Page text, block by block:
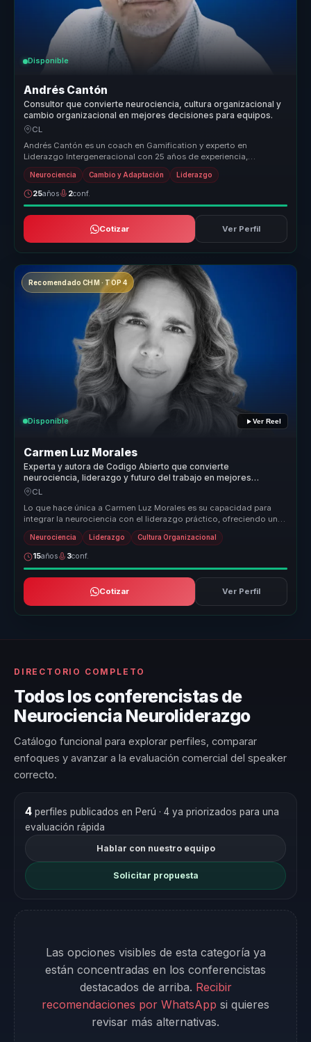
Disponible
Andrés Cantón
Consultor que convierte neurociencia, cultura organizacional y
cambio organizacional en mejores decisiones para equipos.
CL
Andrés Cantón es un coach en Gamification y experto en
Liderazgo Intergeneracional con 25 años de experiencia,
habiendo asesorado a más d...
Neurociencia Cambio y Adaptación Liderazgo
25años 2conf.
Cotizar Ver Perfil
Recomendado CHM · TOP 4
Disponible Ver Reel
Carmen Luz Morales
Experta y autora de Codigo Abierto que convierte
neurociencia, liderazgo y futuro del trabajo en mejores
decisiones para empresas.
CL
Lo que hace única a Carmen Luz Morales es su capacidad para
integrar la neurociencia con el liderazgo práctico, ofreciendo un
enfoque tra...
Neurociencia Liderazgo Cultura Organizacional
15años 3conf.
Cotizar Ver Perfil
DIRECTORIO COMPLETO
Todos los conferencistas de
Neurociencia Neuroliderazgo
Catálogo funcional para explorar perfiles, comparar
enfoques y avanzar a la evaluación comercial del speaker
correcto.
4perfiles publicados en Perú · 4 ya priorizados para una
evaluación rápida
Hablar con nuestro equipo
Solicitar propuesta
Las opciones visibles de esta categoría ya
están concentradas en los conferencistas
destacados de arriba. Recibir
recomendaciones por WhatsApp si quieres
revisar más alternativas.